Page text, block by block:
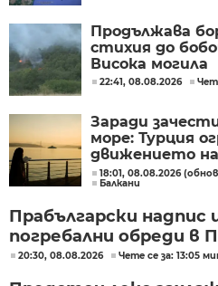
Продължава
стихия до
Висока могила
22:41, 08.08.2026
Заради
море: Турция
движението
кораби
18:01, 08.08.2026
Балкани
Прабългарски
погребални обреди в
20:30, 08.08.2026 Чете се за: 13:05